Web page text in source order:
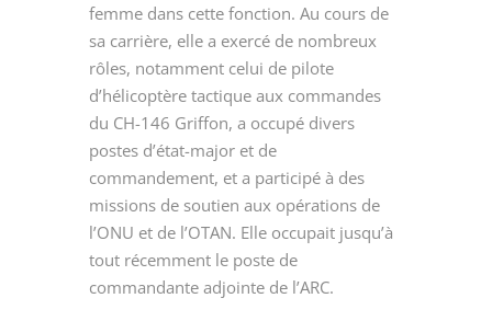
femme dans cette fonction. Au cours de
sa carrière, elle a exercé de nombreux
rôles, notamment celui de pilote
d’hélicoptère tactique aux commandes
du CH-146 Griffon, a occupé divers
postes d’état-major et de
commandement, et a participé à des
missions de soutien aux opérations de
l’ONU et de l’OTAN. Elle occupait jusqu’à
tout récemment le poste de
commandante adjointe de l’ARC.